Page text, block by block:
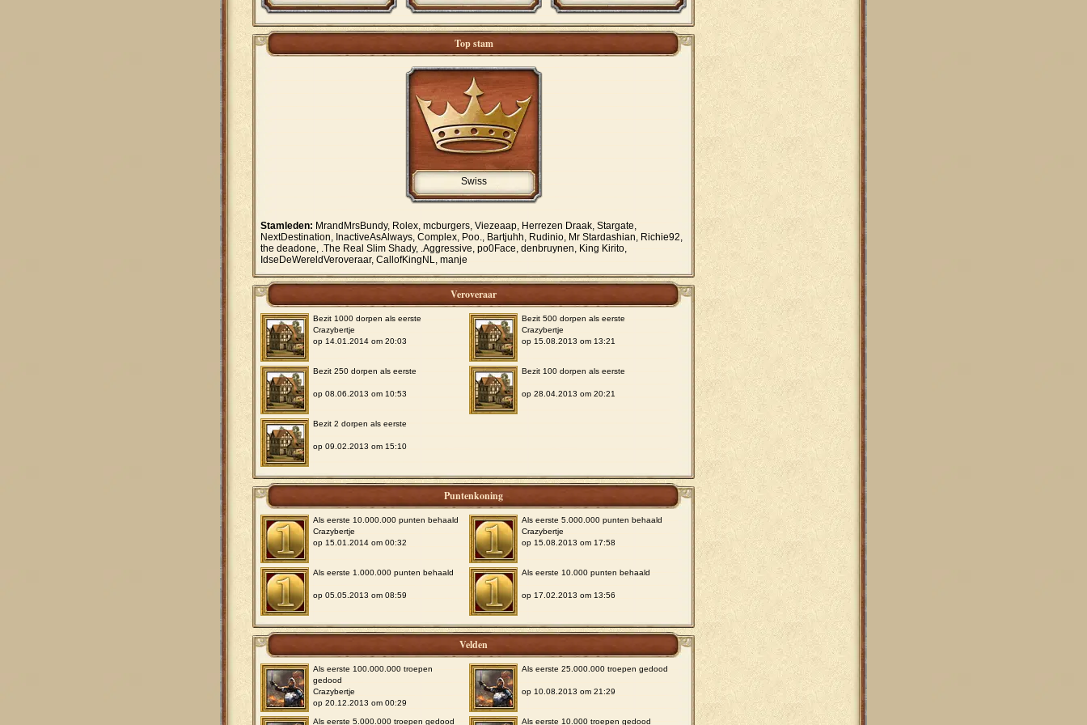
Top stam
Swiss
Stamleden: MrandMrsBundy, Rolex, mcburgers, Viezeaap, Herrezen Draak, Stargate,
NextDestination, InactiveAsAlways, Complex, Poo., Bartjuhh, Rudinio, Mr Stardashian, Richie92,
the deadone, .The Real Slim Shady, .Aggressive, po0Face, denbruynen, King Kirito,
IdseDeWereldVeroveraar, CallofKingNL, manje
Veroveraar
Bezit 1000 dorpen als eerste
Crazybertje
op 14.01.2014 om 20:03
Bezit 500 dorpen als eerste
Crazybertje
op 15.08.2013 om 13:21
Bezit 250 dorpen als eerste
op 08.06.2013 om 10:53
Bezit 100 dorpen als eerste
op 28.04.2013 om 20:21
Bezit 2 dorpen als eerste
op 09.02.2013 om 15:10
Puntenkoning
Als eerste 10.000.000 punten behaald
Crazybertje
op 15.01.2014 om 00:32
Als eerste 5.000.000 punten behaald
Crazybertje
op 15.08.2013 om 17:58
Als eerste 1.000.000 punten behaald
op 05.05.2013 om 08:59
Als eerste 10.000 punten behaald
op 17.02.2013 om 13:56
Velden
Als eerste 100.000.000 troepen
gedood
Crazybertje
op 20.12.2013 om 00:29
Als eerste 25.000.000 troepen gedood
op 10.08.2013 om 21:29
Als eerste 5.000.000 troepen gedood Als eerste 10.000 troepen gedood